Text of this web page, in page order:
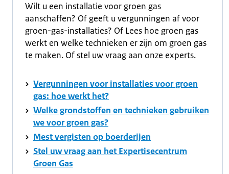
Wilt u een installatie voor groen gas
aanschaffen? Of geeft u vergunningen af voor
groen-gas-installaties? Of Lees hoe groen gas
werkt en welke technieken er zijn om groen gas
te maken. Of stel uw vraag aan onze experts.
Vergunningen voor installaties voor groen
gas: hoe werkt het?
Welke grondstoffen en technieken gebruiken
we voor groen gas?
Mest vergisten op boerderijen
Stel uw vraag aan het Expertisecentrum
Groen Gas